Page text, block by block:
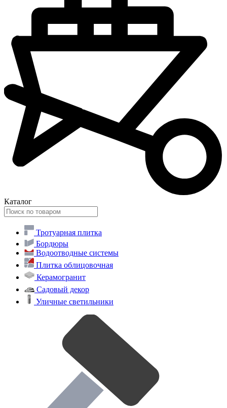
Каталог
Тротуарная плитка
Бордюры
Водоотводные системы
Плитка облицовочная
Керамогранит
Садовый декор
Уличные светильники